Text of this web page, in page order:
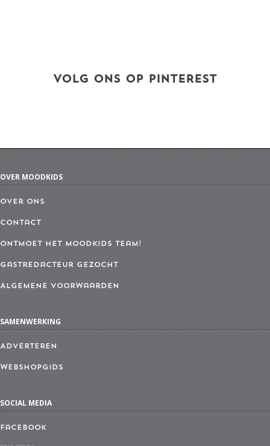
VOLG ONS OP PINTEREST
OVER MOODKIDS
Over ons
Contact
Ontmoet het MoodKids Team!
Gastredacteur gezocht
Algemene Voorwaarden
SAMENWERKING
Adverteren
Webshopgids
SOCIAL MEDIA
Facebook